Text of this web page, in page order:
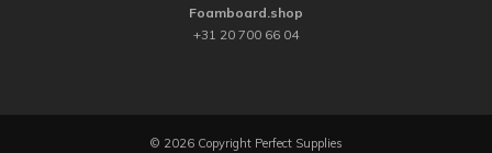
Foamboard.shop
+31 20 700 66 04
© 2026 Copyright Perfect Supplies